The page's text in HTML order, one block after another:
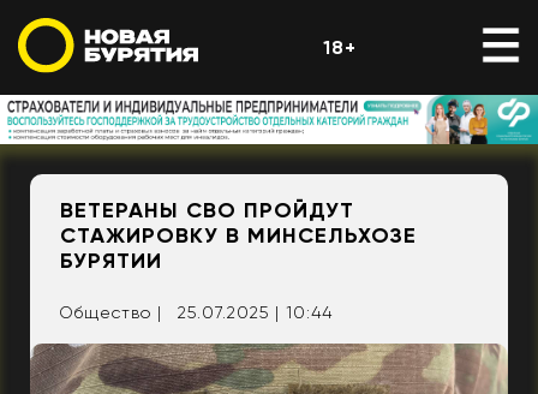
18+
ВЕТЕРАНЫ СВО ПРОЙДУТ
СТАЖИРОВКУ В МИНСЕЛЬХОЗЕ
БУРЯТИИ
Общество | 25.07.2025 | 10:44